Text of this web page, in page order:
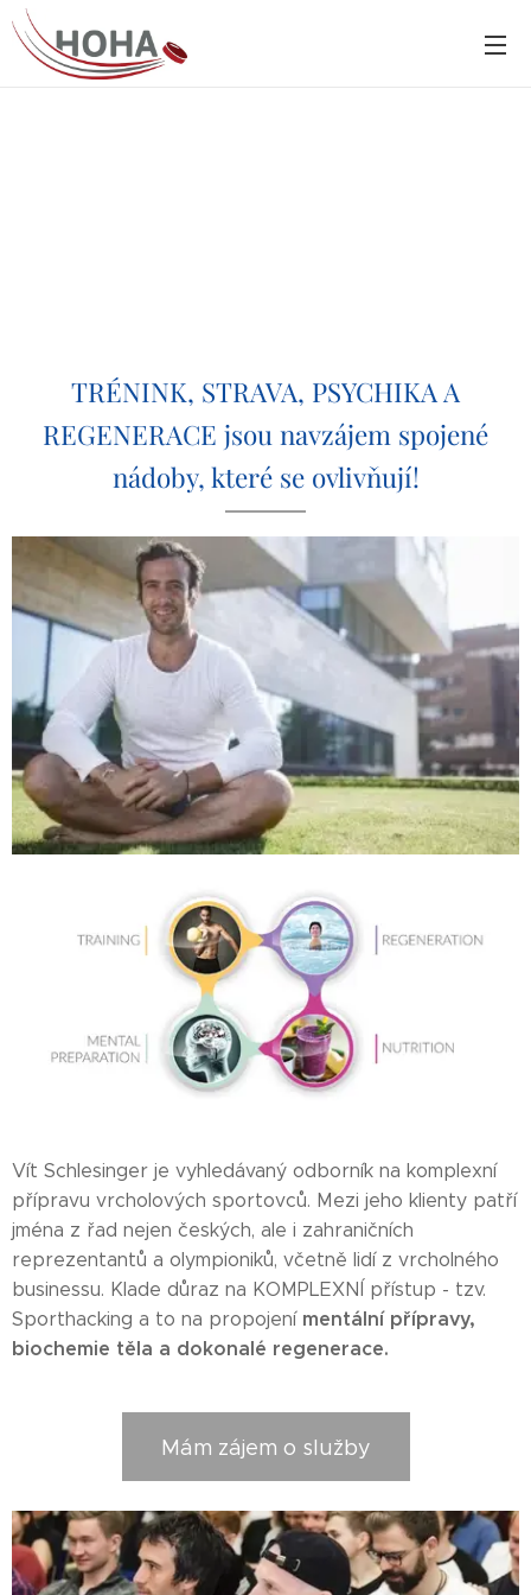
TRÉNINK, STRAVA, PSYCHIKA A
REGENERACE jsou navzájem spojené
nádoby, které se ovlivňují!
Vít Schlesinger je vyhledávaný odborník na komplexní
přípravu vrcholových sportovců. Mezi jeho klienty patří
jména z řad nejen českých, ale i zahraničních
reprezentantů a olympioniků, včetně lidí z vrcholného
businessu. Klade důraz na KOMPLEXNÍ přístup - tzv.
Sporthacking a to na propojení mentální přípravy,
biochemie těla a dokonalé regenerace.
Mám zájem o služby